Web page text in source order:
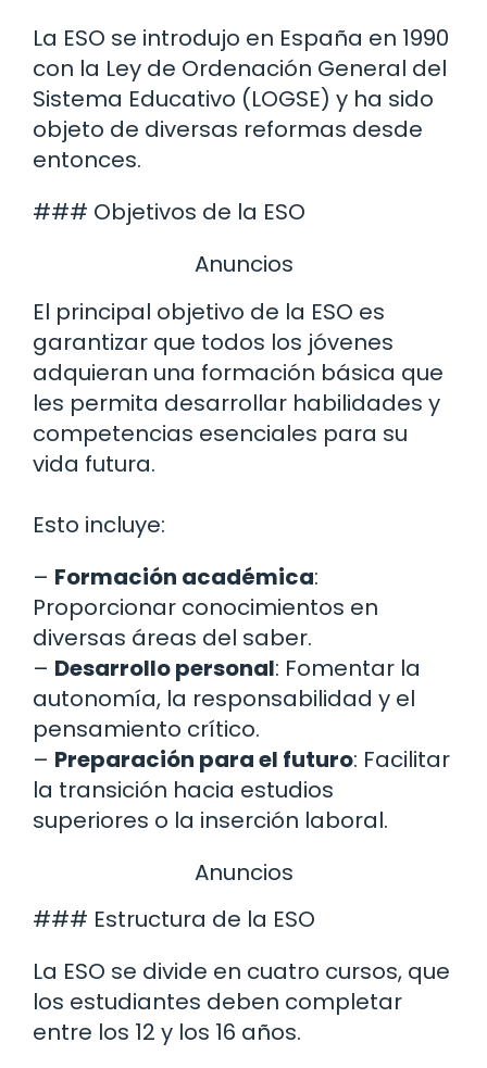
La ESO se introdujo en España en 1990
con la Ley de Ordenación General del
Sistema Educativo (LOGSE) y ha sido
objeto de diversas reformas desde
entonces.
### Objetivos de la ESO
Anuncios
El principal objetivo de la ESO es
garantizar que todos los jóvenes
adquieran una formación básica que
les permita desarrollar habilidades y
competencias esenciales para su
vida futura.
Esto incluye:
– Formación académica:
Proporcionar conocimientos en
diversas áreas del saber.
– Desarrollo personal: Fomentar la
autonomía, la responsabilidad y el
pensamiento crítico.
– Preparación para el futuro: Facilitar
la transición hacia estudios
superiores o la inserción laboral.
Anuncios
### Estructura de la ESO
La ESO se divide en cuatro cursos, que
los estudiantes deben completar
entre los 12 y los 16 años.